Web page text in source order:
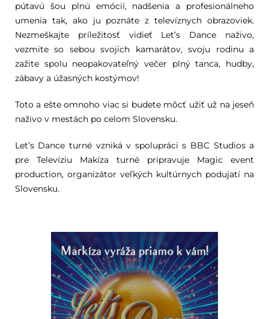
pútavú šou plnú emócií, nadšenia a profesionálneho
umenia tak, ako ju poznáte z televíznych obrazoviek.
Nezmeškajte príležitosť vidieť Let’s Dance naživo,
vezmite so sebou svojich kamarátov, svoju rodinu a
zažite spolu neopakovateľný večer plný tanca, hudby,
zábavy a úžasných kostýmov!
Toto a ešte omnoho viac si budete môcť užiť už na jeseň
naživo v mestách po celom Slovensku.
Let’s Dance turné vzniká v spolupráci s BBC Studios a
pre Televíziu Makíza turné pripravuje Magic event
production, organizátor veľkých kultúrnych podujatí na
Slovensku.